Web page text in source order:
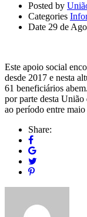
Posted by
Categories
Date 29 de
Este apoio social
desde 2017 e nesta
61 beneficiários
por parte desta União
ao período entre
Share: